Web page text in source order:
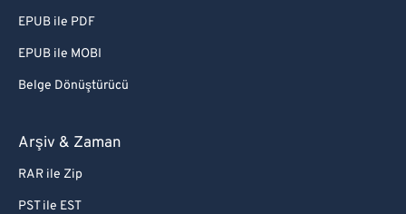
EPUB ile PDF
EPUB ile MOBI
Belge Dönüştürücü
Arşiv & Zaman
RAR ile Zip
PST ile EST